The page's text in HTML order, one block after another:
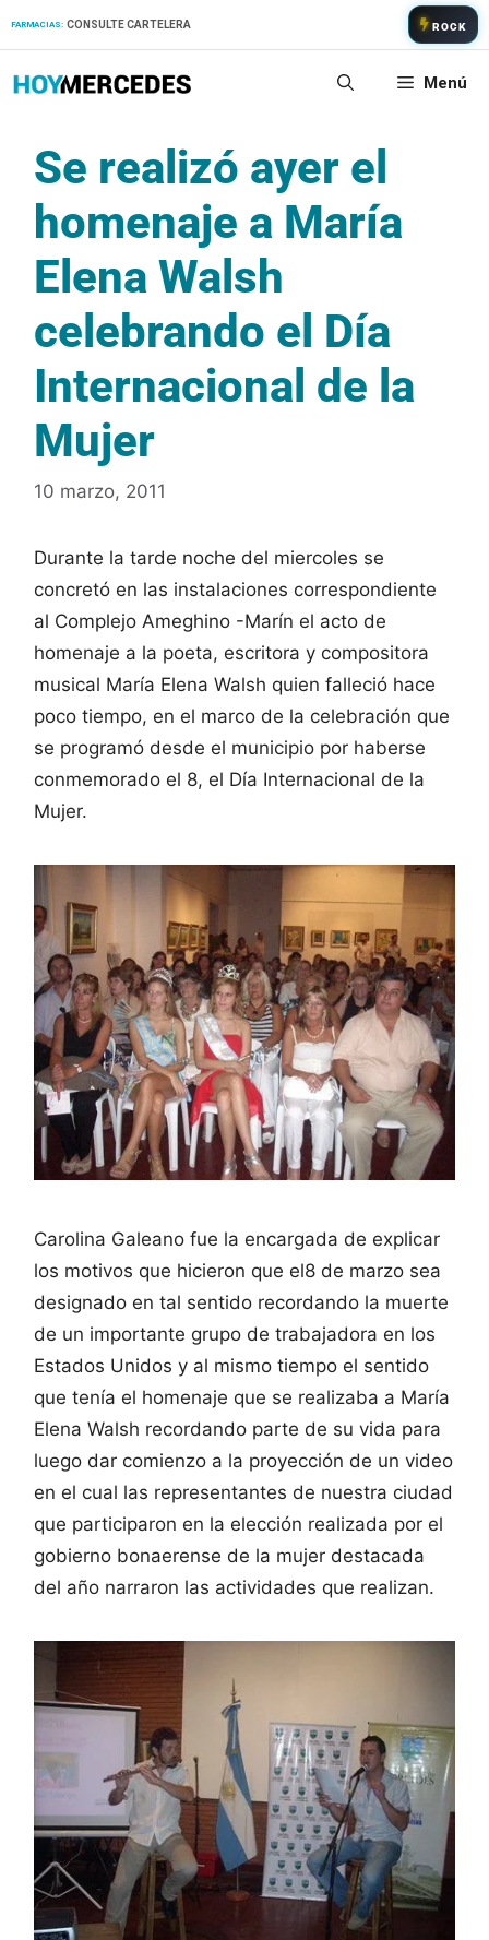
FARMACIAS: CONSULTE CARTELERA ROCK
Menú
Se realizó ayer el
homenaje a María
Elena Walsh
celebrando el Día
Internacional de la
Mujer
10 marzo, 2011
Durante la tarde noche del miercoles se
concretó en las instalaciones correspondiente
al Complejo Ameghino -Marín el acto de
homenaje a la poeta, escritora y compositora
musical María Elena Walsh quien falleció hace
poco tiempo, en el marco de la celebración que
se programó desde el municipio por haberse
conmemorado el 8, el Día Internacional de la
Mujer.
Carolina Galeano fue la encargada de explicar
los motivos que hicieron que el8 de marzo sea
designado en tal sentido recordando la muerte
de un importante grupo de trabajadora en los
Estados Unidos y al mismo tiempo el sentido
que tenía el homenaje que se realizaba a María
Elena Walsh recordando parte de su vida para
luego dar comienzo a la proyección de un video
en el cual las representantes de nuestra ciudad
que participaron en la elección realizada por el
gobierno bonaerense de la mujer destacada
del año narraron las actividades que realizan.